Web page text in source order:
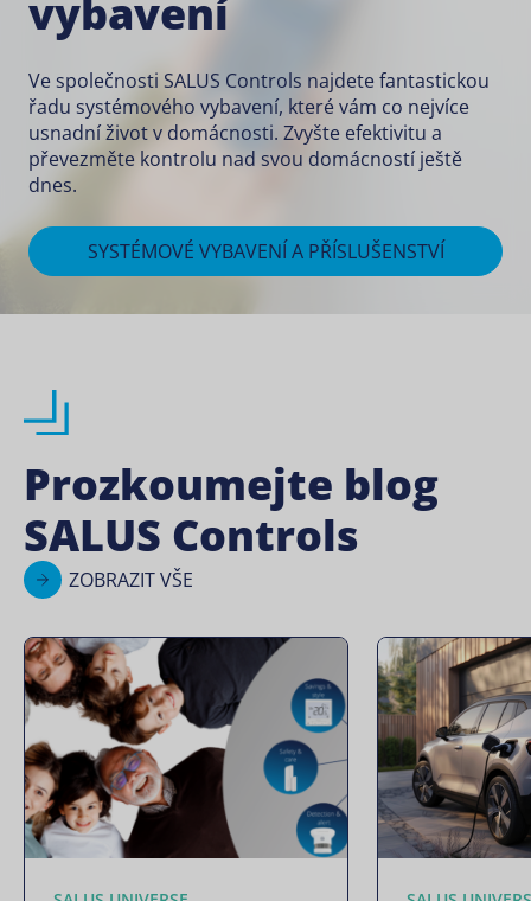
vybavení
Ve společnosti SALUS Controls najdete fantastickou
řadu systémového vybavení, které vám co nejvíce
usnadní život v domácnosti. Zvyšte efektivitu a
převezměte kontrolu nad svou domácností ještě
dnes.
SYSTÉMOVÉ VYBAVENÍ A PŘÍSLUŠENSTVÍ
Prozkoumejte blog
SALUS Controls
ZOBRAZIT VŠE